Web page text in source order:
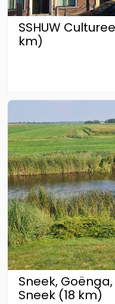
SSHUW
km)
Sneek,
Sneek (18 km)